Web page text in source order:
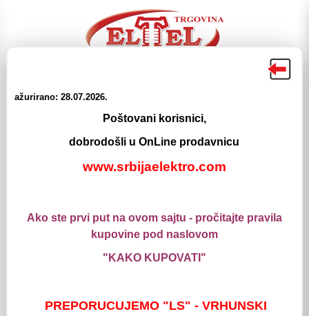
ažurirano: 28.07.2026.
Poštovani korisnici,
dobrodošli u OnLine prodavnicu
www.srbijaelektro.com
Ako ste prvi put na ovom sajtu - pročitajte pravila
kupovine pod naslovom
"KAKO KUPOVATI"
PREPORUCUJEMO "LS" - VRHUNSKI
Pretraga Login Korpa
ALING - Montazne Kutije